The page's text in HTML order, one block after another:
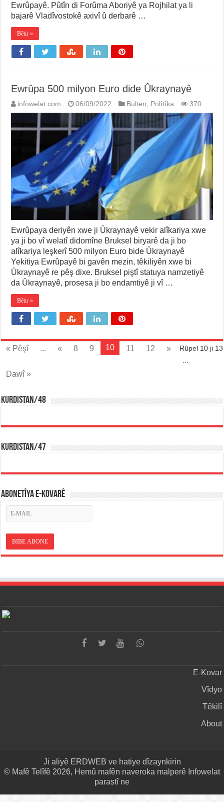
Ewrûpayê. Pûtîn di Forûma Aboriyê ya Rojhilat ya li
bajarê Vladîvostokê axivî û derbarê …
Bêtir »
Ewrûpa 500 milyon Euro dide Ûkraynayê
infowelat.com 06/09/2022 Bulten Polîtîka 370
Ewrûpaya deriyên xwe ji Ûkraynayê vekir alîkariya xwe
ya ji bo vî welatî didomîne Bruksel biryarê da ji bo
alîkariya leşkerî 500 milyon Euro bide Ûkraynayê
Yekitiya Ewrûpayê bi gavên mezin, têkiliyên xwe bi
Ûkraynayê re pêş dixe. Bruksel piştî statuya namzetiyê
da Ûkraynayê, prosesa ji bo endamtiyê ji vî …
Bêtir »
Rûpel 10 ji 13
« Pêşî ... « 8 9 10 11 12
»
...
Dawî »
KURDISTAN/48
KURDISTAN/47
ABONETÎYA E-KOVARÊ
E-Kovar
Vîdyo
Têkilî
About
Ji aliyê ERDWEB ve hatiye dîzaynkirin
© Mafê Telîfê 2026, Hemû mafên naveroka malperê Infowelat
parastî ne